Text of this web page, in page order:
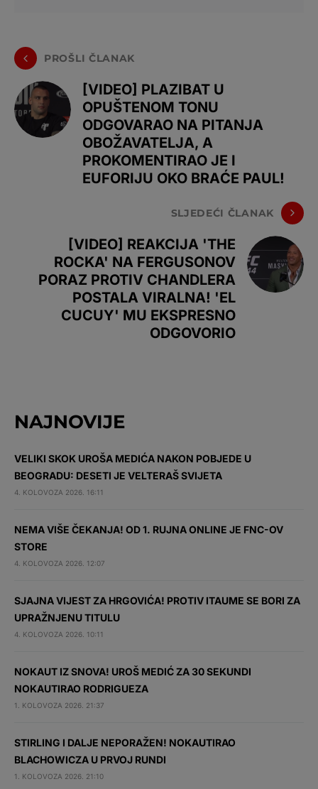
PROŠLI ČLANAK
[VIDEO] PLAZIBAT U
OPUŠTENOM TONU
ODGOVARAO NA PITANJA
OBOŽAVATELJA, A
PROKOMENTIRAO JE I
EUFORIJU OKO BRAĆE PAUL!
SLJEDEĆI ČLANAK
[VIDEO] REAKCIJA 'THE
ROCKA' NA FERGUSONOV
PORAZ PROTIV CHANDLERA
POSTALA VIRALNA! 'EL
CUCUY' MU EKSPRESNO
ODGOVORIO
NAJNOVIJE
VELIKI SKOK UROŠA MEDIĆA NAKON POBJEDE U
BEOGRADU: DESETI JE VELTERAŠ SVIJETA
4. KOLOVOZA 2026. 16:11
NEMA VIŠE ČEKANJA! OD 1. RUJNA ONLINE JE FNC-OV
STORE
4. KOLOVOZA 2026. 12:07
SJAJNA VIJEST ZA HRGOVIĆA! PROTIV ITAUME SE BORI ZA
UPRAŽNJENU TITULU
4. KOLOVOZA 2026. 10:11
NOKAUT IZ SNOVA! UROŠ MEDIĆ ZA 30 SEKUNDI
NOKAUTIRAO RODRIGUEZA
1. KOLOVOZA 2026. 21:37
STIRLING I DALJE NEPORAŽEN! NOKAUTIRAO
BLACHOWICZA U PRVOJ RUNDI
1. KOLOVOZA 2026. 21:10